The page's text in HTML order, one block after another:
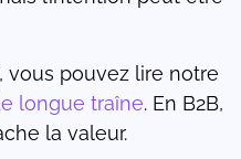
vous pouvez lire notre
longue traîne. En B2B,
la valeur.